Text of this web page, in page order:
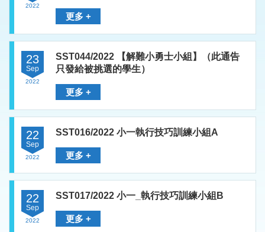
2022
更多 +
23
Sep
2022
SST044/2022 【解難小勇士小組】（此通告
只發給被挑選的學生）
更多 +
22
Sep
2022
SST016/2022 小一執行技巧訓練小組A
更多 +
22
Sep
2022
SST017/2022 小一_執行技巧訓練小組B
更多 +